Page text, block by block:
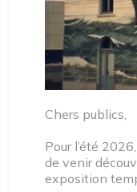
PROJECT
Fête de la
MoMuse – 21
Chers publics,
Pour l’été
de venir
exposition